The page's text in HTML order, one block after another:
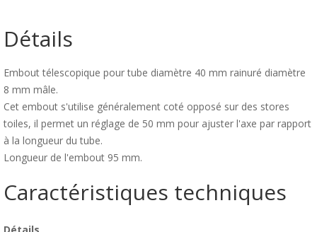
Détails
Embout télescopique pour tube diamètre 40 mm rainuré diamètre
8 mm mâle.
Cet embout s'utilise généralement coté opposé sur des stores
toiles, il permet un réglage de 50 mm pour ajuster l'axe par rapport
à la longueur du tube.
Longueur de l'embout 95 mm.
Caractéristiques techniques